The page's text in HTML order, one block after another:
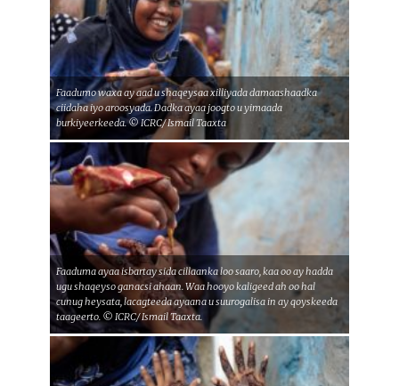
Faadumo waxa ay aad u shaqeysaa xilliyada damaashaadka
ciidaha iyo aroosyada. Dadka ayaa joogto u yimaada
burkiyeerkeeda. © ICRC/ Ismail Taaxta
Faaduma ayaa isbartay sida cillaanka loo saaro, kaa oo ay hadda
ugu shaqeyso ganacsi ahaan. Waa hooyo kaligeed ah oo hal
cunug heysata, lacagteeda ayaana u suurogalisa in ay qoyskeeda
taageerto. © ICRC/ Ismail Taaxta.